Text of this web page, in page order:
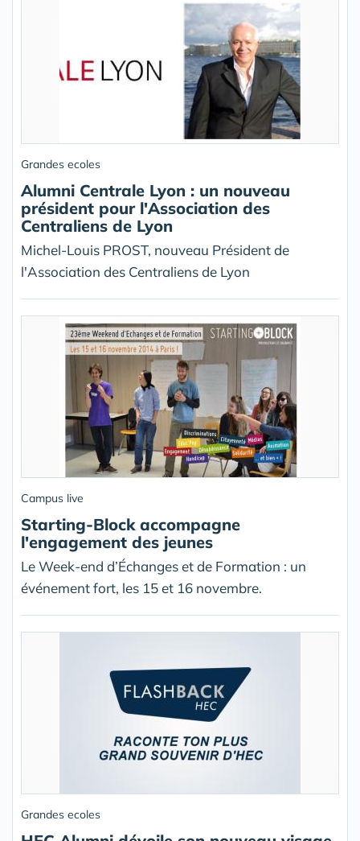
Grandes ecoles
Alumni Centrale Lyon : un nouveau
président pour l'Association des
Centraliens de Lyon
Michel-Louis PROST, nouveau Président de
l'Association des Centraliens de Lyon
Campus live
Starting-Block accompagne
l'engagement des jeunes
Le Week-end d’Échanges et de Formation : un
événement fort, les 15 et 16 novembre.
Grandes ecoles